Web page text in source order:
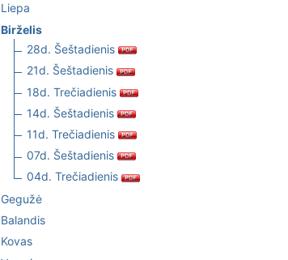
Liepa
Birželis
28d. Šeštadienis
21d. Šeštadienis
18d. Trečiadienis
14d. Šeštadienis
11d. Trečiadienis
07d. Šeštadienis
04d. Trečiadienis
Gegužė
Balandis
Kovas